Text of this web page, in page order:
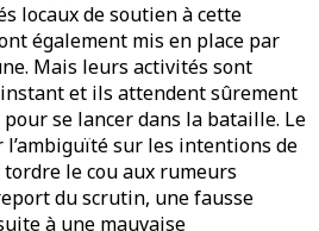
locaux de soutien à cette
également mis en place par
Mais leurs activités sont
et ils attendent sûrement
se lancer dans la bataille. Le
sur les intentions de
tordre le cou aux rumeurs
du scrutin, une fausse
à une mauvaise